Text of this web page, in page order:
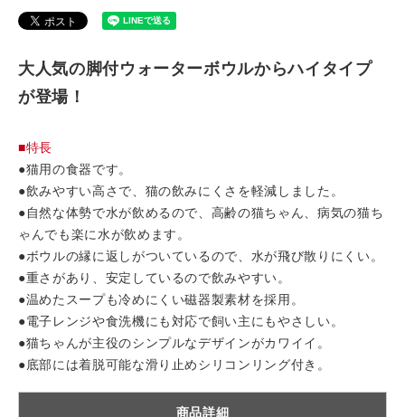
大人気の脚付ウォーターボウルからハイタイプ
が登場！
■特長
●猫用の食器です。
●飲みやすい高さで、猫の飲みにくさを軽減しました。
●自然な体勢で水が飲めるので、高齢の猫ちゃん、病気の猫ち
ゃんでも楽に水が飲めます。
●ボウルの縁に返しがついているので、水が飛び散りにくい。
●重さがあり、安定しているので飲みやすい。
●温めたスープも冷めにくい磁器製素材を採用。
●電子レンジや食洗機にも対応で飼い主にもやさしい。
●猫ちゃんが主役のシンプルなデザインがカワイイ。
●底部には着脱可能な滑り止めシリコンリング付き。
商品詳細